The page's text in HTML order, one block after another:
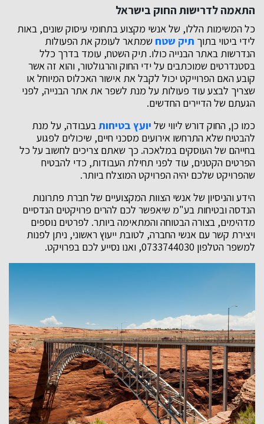
התאמה לדרישות החוק בישראל
כל המשימות הללו, של אנשי מקצוע בתחומי עיסוק שונים, באות
לידי ביטוי בתוך תיק שטח שמתאר לעומק את הפעולות
הנדרשות באתר הבנייה כולו. תיק השטח, עומד בדרך כלל
בסטנדרטים שמוכתבים על ידי החוק והרגולטור, והוא זה אשר
קובע האם הפרוייקט יכול לקבל את אישור האכלוס המיוחל או
שצריך לבצע עוד פעולות על מנת לשפר את אתר הבנייה, לפני
הגעתם של הדיירים החדשים.
כמו כן, החוק דורש ליווי של יועץ בטיחותבעבודה, על מנת
להבטיח שלא התרחשו אירועים מסכני חיים, שיכולים לפגוע
בחייהם של העוסקים במלאכה. כך שאתם צריכים לחשוב על כל
הפרטים הקטנים, עוד לפני תחילת העבודות, כדי להבטיח
שהפרויקט שלכם יהיה הפרויקט המוצלח ביותר.
הידע והניסיון של אנשי הצוות המקצועיים של חברת פתרונות
הנדסה ובטיחות בע"מ שיאפשר לכם להרים פרויקטים הנדסיים
מדהימים, בצורה הבטוחה והמתאימה ביותר. לפרטים נוספים
ויצירת קשר עם אנשי החברה, לטובת ייעוץ ראשוני, ניתן לפנות
למשפר הטלפון 0733744030, ואנו נסייע לכם בפרויקט.